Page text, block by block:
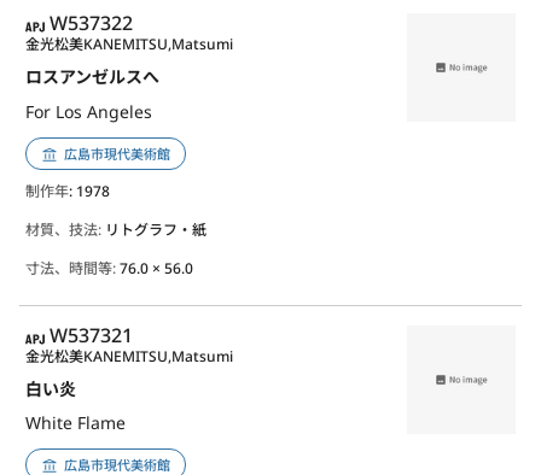
APJ
W537322
ロスアンゼルスへ
For Los Angeles
金光松美KANEMITSU,Matsumi
広島市現代美術館
制作年: 1978
材質、技法: リトグラフ・紙
寸法、時間等:76.0 × 56.0
APJ
W537321
白い炎
White Flame
金光松美KANEMITSU,Matsumi
広島市現代美術館